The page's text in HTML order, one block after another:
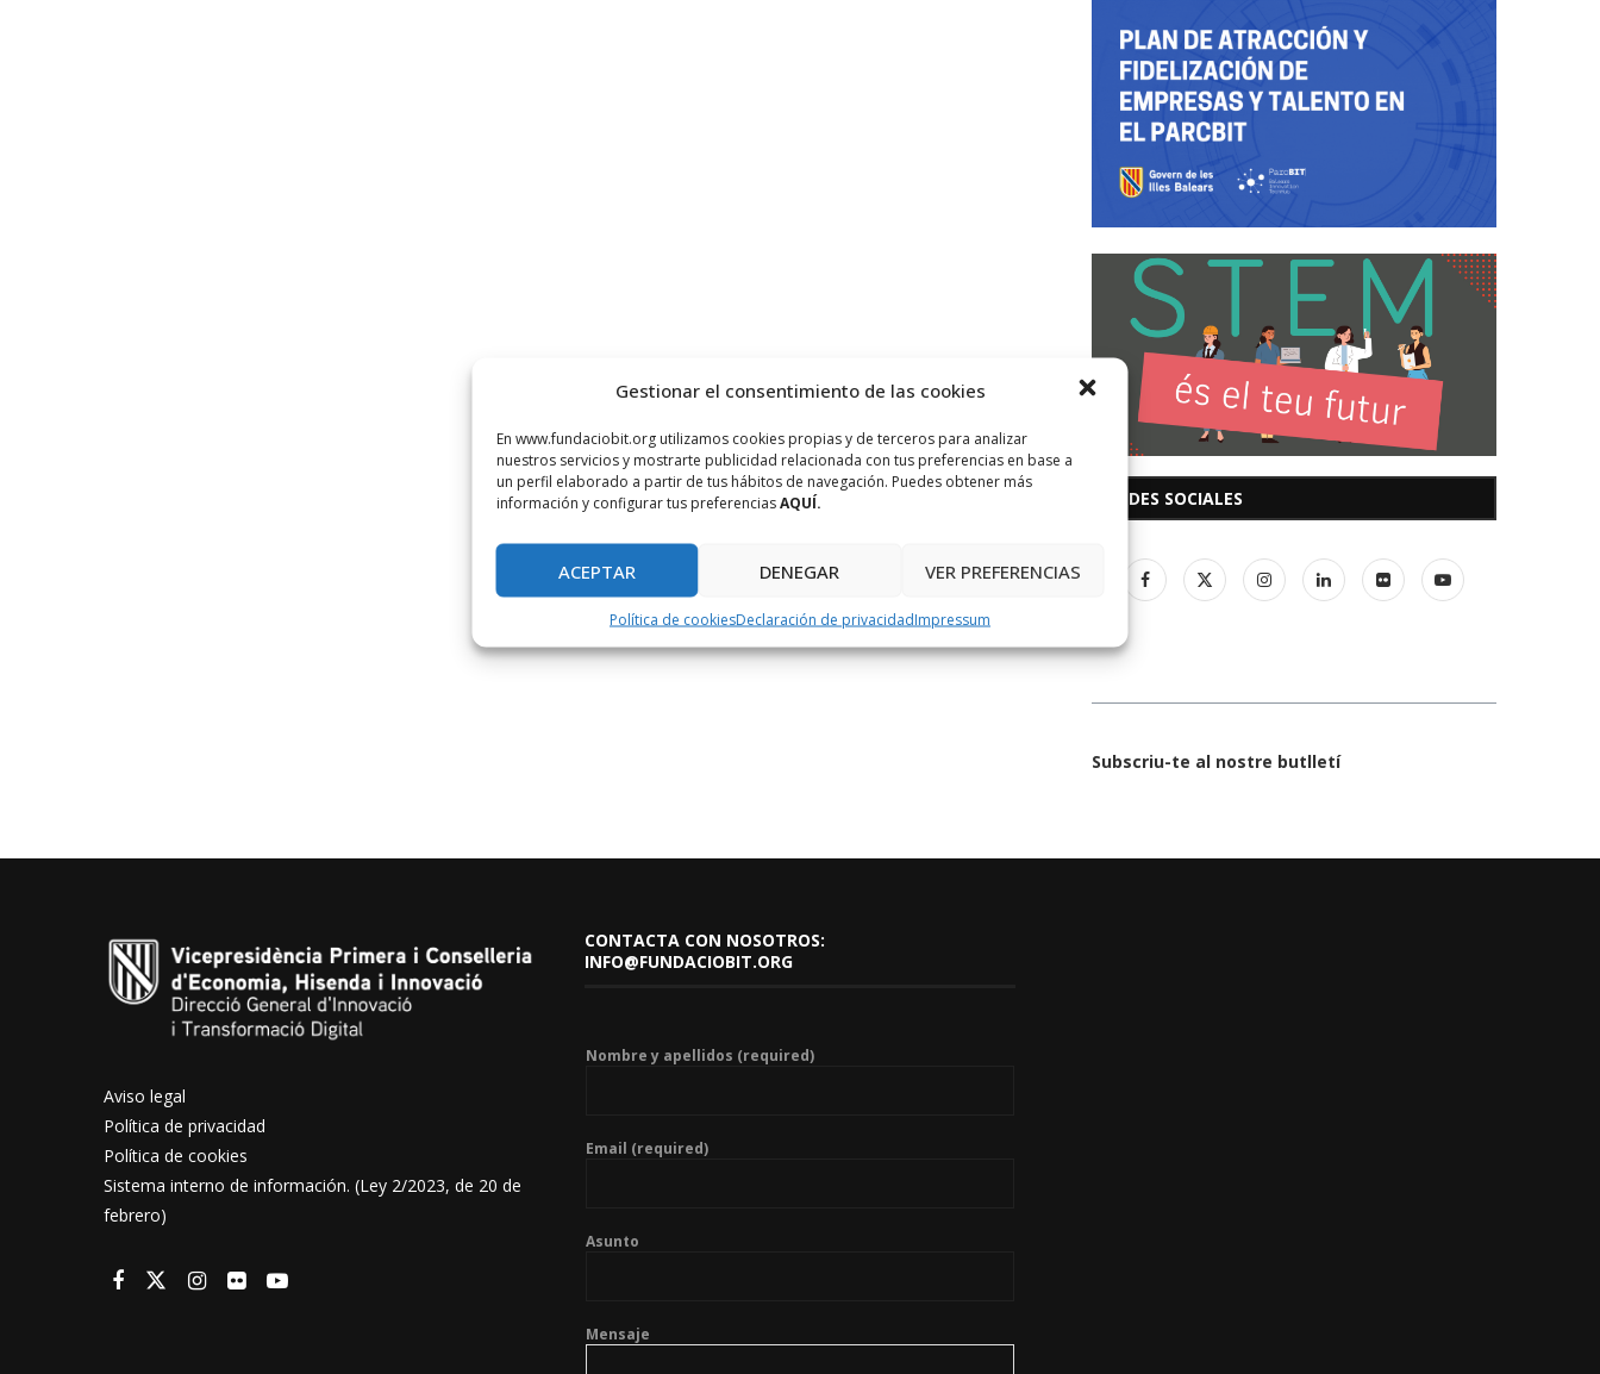
Gestionar el consentimiento de las cookies
En www.fundaciobit.org utilizamos cookies propias y de terceros para analizar
nuestros servicios y mostrarte publicidad relacionada con tus preferencias en base a
un perfil elaborado a partir de tus hábitos de navegación. Puedes obtener más
información y configurar tus preferenciasAQUÍ.
ACEPTAR DENEGAR VER PREFERENCIAS
Política de cookiesDeclaración de privacidadImpressum
REDES SOCIALES
Subscriu-te al nostre butlletí
Aviso legal
Política de privacidad
Política de cookies
Sistema interno de información. (Ley 2/2023, de 20 de
febrero)
CONTACTA CON NOSOTROS:
INFO@FUNDACIOBIT.ORG
Nombre y apellidos (required)
Email (required)
Asunto
Mensaje